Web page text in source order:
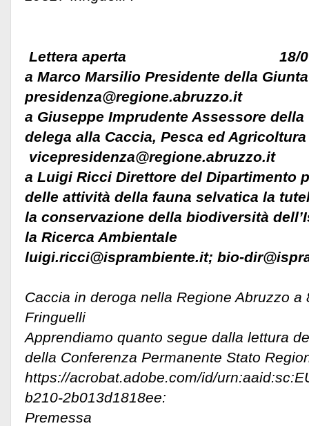
Lettera aperta 18/06/
a Marco Marsilio Presidente della
presidenza@regione.abruzzo.it
a Giuseppe Imprudente Assessore
delega alla Caccia, Pesca ed Agricoltura
vicepresidenza@regione.abruzzo.it
a Luigi Ricci Direttore del Dipartimento
delle attività della fauna selvatica la
la conservazione della biodiversità
la Ricerca Ambientale
luigi.ricci@isprambiente.it; bio-
Caccia in deroga nella Regione Abruzzo a
Fringuelli
Apprendiamo quanto segue dalla lettura
della Conferenza Permanente Stato
https://acrobat.adobe.com/id/
b210-2b013d1818ee:
Premessa